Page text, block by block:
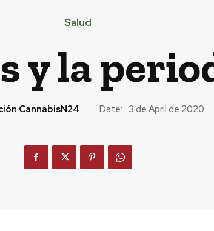
Salud
y la
CannabisN24 Date: 3 de April de 2020